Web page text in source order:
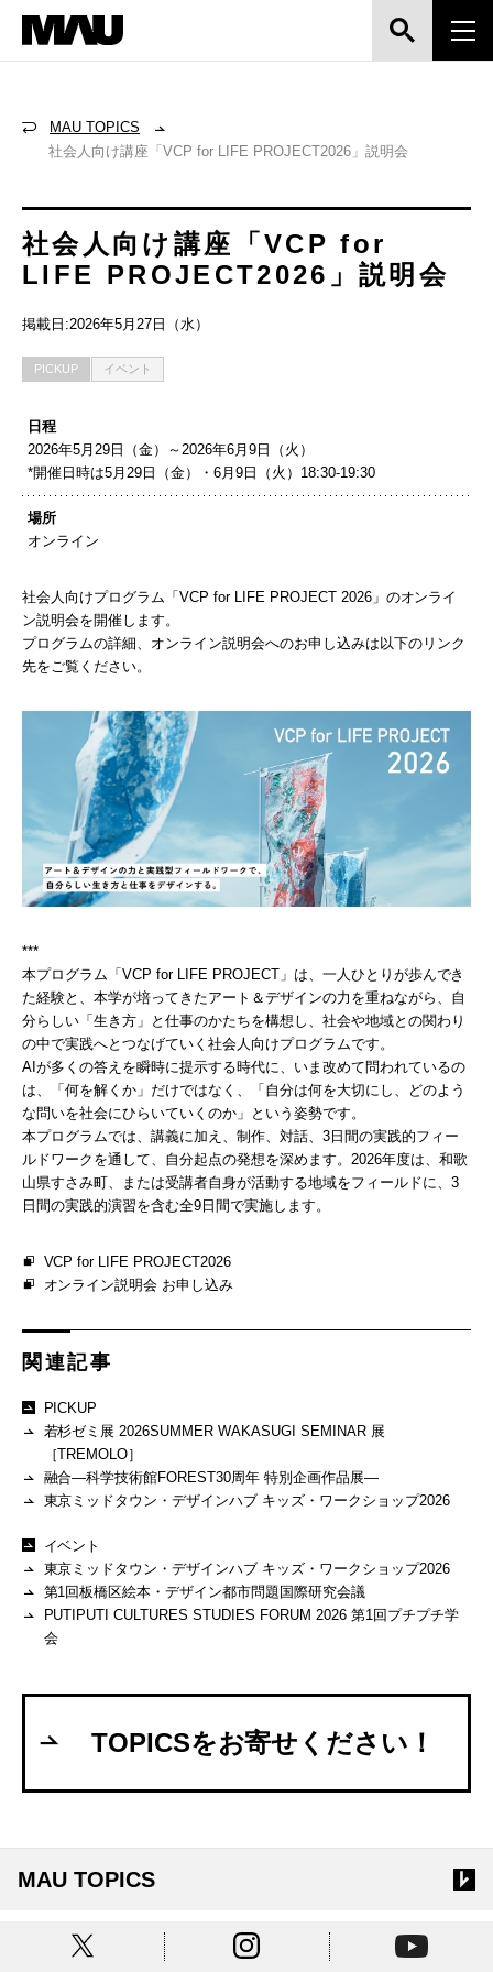
MAU TOPICS
社会人向け講座「VCP for LIFE PROJECT2026」説明会
社会人向け講座「VCP for
LIFE PROJECT2026」説明会
掲載日:2026年5月27日（水）
PICKUP イベント
日程
2026年5月29日（金）～2026年6月9日（火）
*開催日時は5月29日（金）・6月9日（火）18:30-19:30
場所
オンライン
社会人向けプログラム「VCP for LIFE PROJECT 2026」のオンライ
ン説明会を開催します。
プログラムの詳細、オンライン説明会へのお申し込みは以下のリンク
先をご覧ください。
***
本プログラム「VCP for LIFE PROJECT」は、一人ひとりが歩んでき
た経験と、本学が培ってきたアート＆デザインの力を重ねながら、自
分らしい「生き方」と仕事のかたちを構想し、社会や地域との関わり
の中で実践へとつなげていく社会人向けプログラムです。
AIが多くの答えを瞬時に提示する時代に、いま改めて問われているの
は、「何を解くか」だけではなく、「自分は何を大切にし、どのよう
な問いを社会にひらいていくのか」という姿勢です。
本プログラムでは、講義に加え、制作、対話、3日間の実践的フィー
ルドワークを通して、自分起点の発想を深めます。2026年度は、和歌
山県すさみ町、または受講者自身が活動する地域をフィールドに、3
日間の実践的演習を含む全9日間で実施します。
VCP for LIFE PROJECT2026
オンライン説明会 お申し込み
関連記事
PICKUP
若杉ゼミ展 2026SUMMER WAKASUGI SEMINAR 展
［TREMOLO］
融合―科学技術館FOREST30周年 特別企画作品展―
東京ミッドタウン・デザインハブ キッズ・ワークショップ2026
イベント
東京ミッドタウン・デザインハブ キッズ・ワークショップ2026
第1回板橋区絵本・デザイン都市問題国際研究会議
PUTIPUTI CULTURES STUDIES FORUM 2026 第1回プチプチ学
会
TOPICSをお寄せください！
MAU TOPICS